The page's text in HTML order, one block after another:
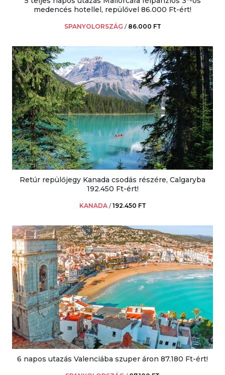
medencés hotellel, repülővel 86.000 Ft-ért!
SPANYOLORSZÁG / 86.000 FT
Retúr repülőjegy Kanada csodás részére, Calgaryba
192.450 Ft-ért!
KANADA /192.450 FT
6 napos utazás Valenciába szuper áron 87.180 Ft-ért!